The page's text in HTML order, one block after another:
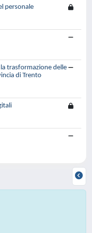
personale
trasformazione delle
di Trento